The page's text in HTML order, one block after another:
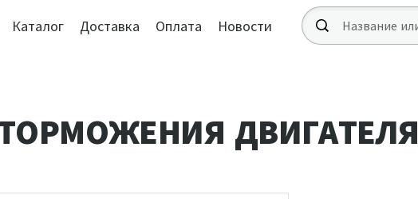
Каталог Доставка Оплата Новости
ДВИГАТЕЛЯ